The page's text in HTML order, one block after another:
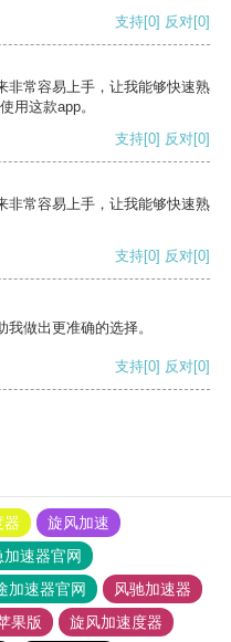
支持[0] 反对[0]
非常容易上手，让我能够快速熟
用这款app。
支持[0] 反对[0]
非常容易上手，让我能够快速熟
支持[0] 反对[0]
做出更准确的选择。
支持[0] 反对[0]
器
旋风加速
加速器官网
加速器官网
风驰加速器
果版 旋风加速度器